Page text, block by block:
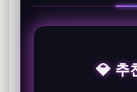
💎 추